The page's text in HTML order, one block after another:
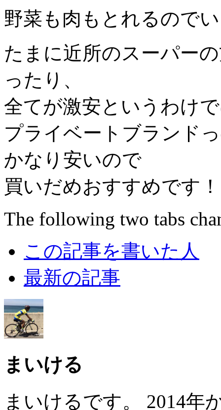
野菜も肉もとれるので
たまに近所のスーパー
ったり、
全てが激安というわけ
プライベートブランド
かなり安いので
買いだめおすすめです！
The following two tabs
この記事を書いた人
最新の記事
まいける
まいけるです。 2014年